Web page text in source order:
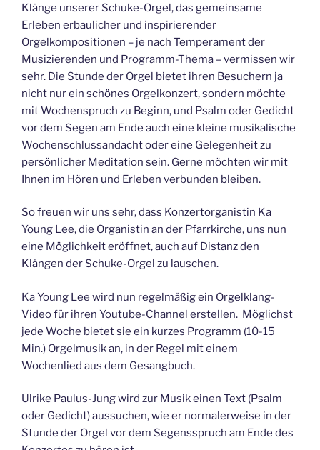
Klänge unserer Schuke-Orgel, das gemeinsame
Erleben erbaulicher und inspirierender
Orgelkompositionen – je nach Temperament der
Musizierenden und Programm-Thema – vermissen wir
sehr. Die Stunde der Orgel bietet ihren Besuchern ja
nicht nur ein schönes Orgelkonzert, sondern möchte
mit Wochenspruch zu Beginn, und Psalm oder Gedicht
vor dem Segen am Ende auch eine kleine musikalische
Wochenschlussandacht oder eine Gelegenheit zu
persönlicher Meditation sein. Gerne möchten wir mit
Ihnen im Hören und Erleben verbunden bleiben.
So freuen wir uns sehr, dass Konzertorganistin Ka
Young Lee, die Organistin an der Pfarrkirche, uns nun
eine Möglichkeit eröffnet, auch auf Distanz den
Klängen der Schuke-Orgel zu lauschen.
Ka Young Lee wird nun regelmäßig ein Orgelklang-
Video für ihren Youtube-Channel erstellen. Möglichst
jede Woche bietet sie ein kurzes Programm (10-15
Min.) Orgelmusik an, in der Regel mit einem
Wochenlied aus dem Gesangbuch.
Ulrike Paulus-Jung wird zur Musik einen Text (Psalm
oder Gedicht) aussuchen, wie er normalerweise in der
Stunde der Orgel vor dem Segensspruch am Ende des